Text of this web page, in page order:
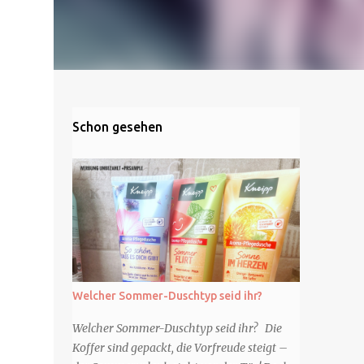
Schon gesehen
Welcher Sommer-Duschtyp seid ihr?
Welcher Sommer-Duschtyp seid ihr? Die
Koffer sind gepackt, die Vorfreude steigt –